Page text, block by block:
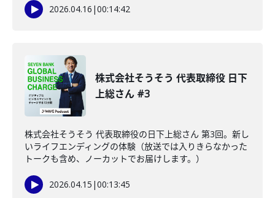
2026.04.16 |00:14:42
株式会社そうそう 代表取締役 日下
上総さん #3
株式会社そうそう 代表取締役の日下上総さん 第3回。新し
いライフエンディングの体験（放送では入りきらなかった
トークも含め、ノーカットでお届けします。）
2026.04.15 |00:13:45